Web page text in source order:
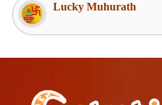
Lucky Muhurath